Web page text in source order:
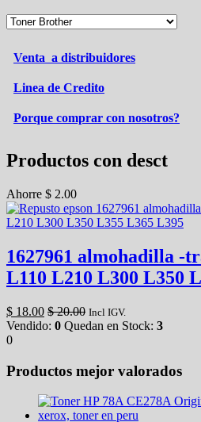
Venta a distribuidores
Linea de Credito
Porque comprar con nosotros?
Productos con desct
Ahorre $ 2.00
1627961 almohadilla -
L110 L210 L300 L350
$ 18.00 $20.00 Incl IGV.
Vendido: 0 Quedan en Stock: 3
0
Productos mejor valorados